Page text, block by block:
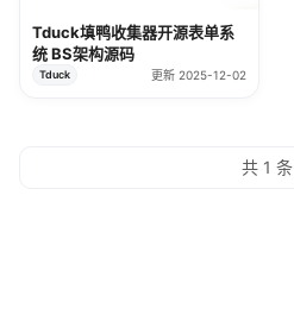
Tduck填鸭收集器开源表单系
统 BS架构源码
Tduck 更新 2025-12-02
共 1 条